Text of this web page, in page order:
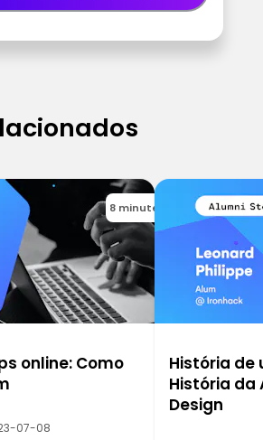
8 minutes
online: Como
07-08
História de
História da
Design